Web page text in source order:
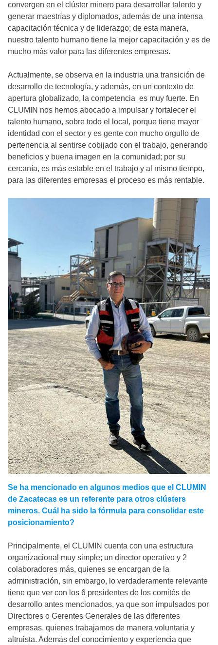
convergen en el clúster minero para desarrollar talento y
generar maestrías y diplomados, además de una intensa
capacitación técnica y de liderazgo; de esta manera,
nuestro talento humano tiene la mejor capacitación y es de
mucho más valor para las diferentes empresas.
Actualmente, se observa en la industria una transición de
desarrollo de tecnología, y además, en un contexto de
apertura globalizado, la competencia es muy fuerte. En
CLUMIN nos hemos abocado a impulsar y fortalecer el
talento humano, sobre todo el local, porque tiene mayor
identidad con el sector y es gente con mucho orgullo de
pertenencia al sentirse cobijado con el trabajo, generando
beneficios y buena imagen en la comunidad; por su
cercanía, es más estable en el trabajo y al mismo tiempo,
para las diferentes empresas el proceso es más rentable.
Se ha mencionado en algunos medios que el CLUMIN
de Zacatecas es un referente para otros clústers
mineros. Cuál ha sido la fórmula para consolidar este
posicionamiento?
Principalmente, el CLUMIN cuenta con una estructura
organizacional muy simple; un director operativo y 2
colaboradores más, quienes se encargan de la
administración, sin embargo, lo verdaderamente relevante
tiene que ver con los 6 presidentes de los comités de
desarrollo antes mencionados, ya que son impulsados por
Directores o Gerentes Generales de las diferentes
empresas, quienes trabajamos de manera voluntaria y
altruista. Además del conocimiento y experiencia que